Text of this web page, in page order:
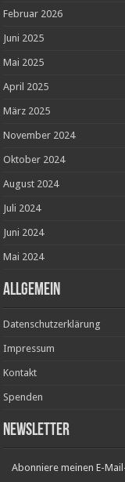
Februar 2026
Juni 2025
Mai 2025
April 2025
März 2025
November 2024
Oktober 2024
August 2024
Juli 2024
Juni 2024
Mai 2024
ALLGEMEIN
Datenschutzerklärung
Impressum
Kontakt
Spenden
Newsletter
Abonniere meinen E-